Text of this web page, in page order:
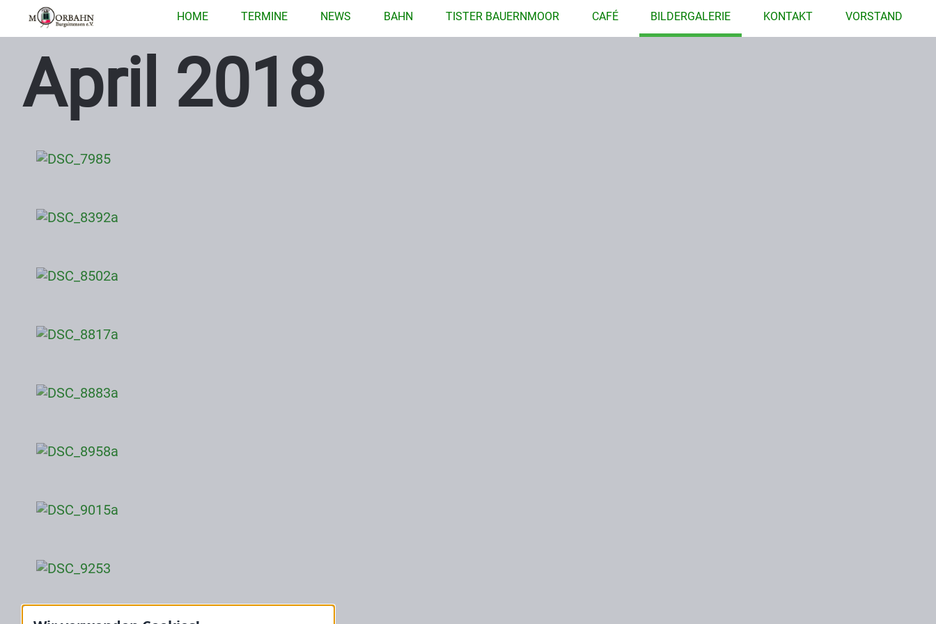
HOME TERMINE NEWS BAHN TISTER BAUERNMOOR CAFÉ BILDERGALERIE KONTAKT VORSTAND
April 2018